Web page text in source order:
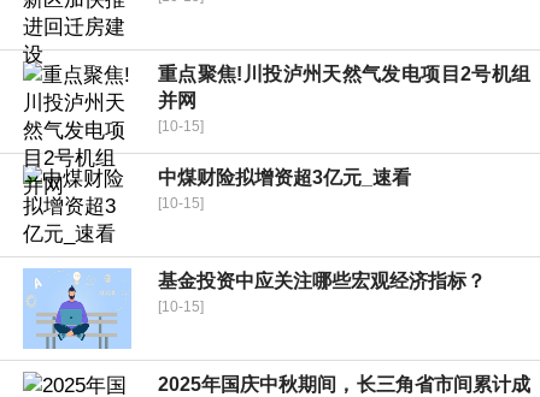
重点聚焦!川投泸州天然气发电项目2号机组
并网
[10-15]
中煤财险拟增资超3亿元_速看
[10-15]
基金投资中应关注哪些宏观经济指标？
[10-15]
2025年国庆中秋期间，长三角省市间累计成